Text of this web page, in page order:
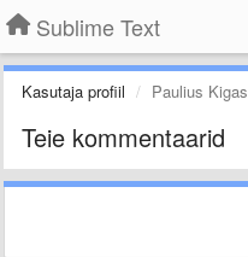
Sublime Text
Kasutaja profiil Paulius Kigas
Teie kommentaarid